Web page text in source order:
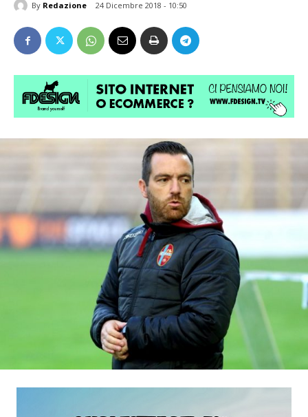
By Redazione 24 Dicembre 2018 - 10:50